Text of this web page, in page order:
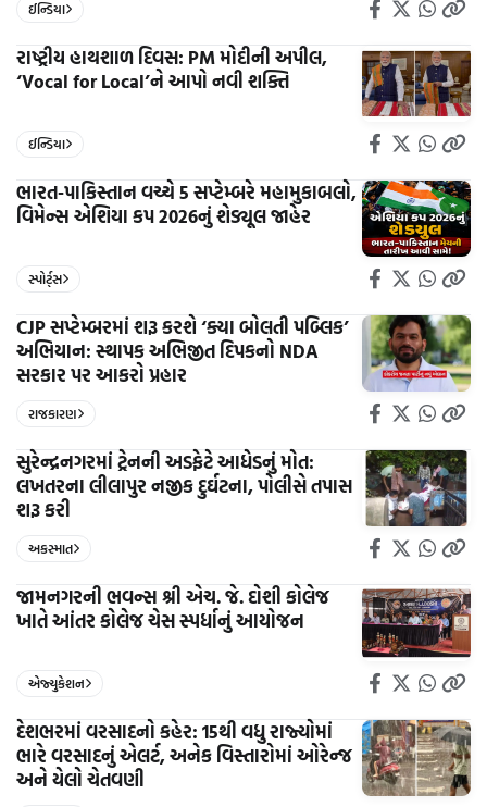
ઈન્ડિયા
રાષ્ટ્રીય હાથશાળ દિવસ: PM મોદીની અપીલ,
‘Vocal for Local’ને આપો નવી શક્તિ
ઈન્ડિયા
ભારત-પાકિસ્તાન વચ્ચે 5 સપ્ટેમ્બરે મહામુકાબલો,
વિમેન્સ એશિયા કપ 2026નું શેડ્યૂલ જાહેર
સ્પોર્ટ્સ
CJP સપ્ટેમ્બરમાં શરૂ કરશે ‘ક્યા બોલતી પબ્લિક’
અભિયાન: સ્થાપક અભિજીત દિપકનો NDA
સરકાર પર આકરો પ્રહાર
રાજકારણ
સુરેન્દ્રનગરમાં ટ્રેનની અડફેટે આધેડનું મોત:
લખતરના લીલાપુર નજીક દુર્ઘટના, પોલીસે તપાસ
શરૂ કરી
અકસ્માત
જામનગરની ભવન્સ શ્રી એચ. જે. દોશી કોલેજ
ખાતે આંતર કોલેજ ચેસ સ્પર્ધાનું આયોજન
એજ્યુકેશન
દેશભરમાં વરસાદનો કહેર: 15થી વધુ રાજ્યોમાં
ભારે વરસાદનું એલર્ટ, અનેક વિસ્તારોમાં ઓરેન્જ
અને યેલો ચેતવણી